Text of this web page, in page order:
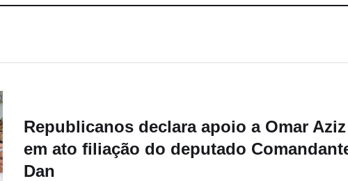
Republicanos declara apoio a Omar Aziz
em ato filiação do deputado
Dan